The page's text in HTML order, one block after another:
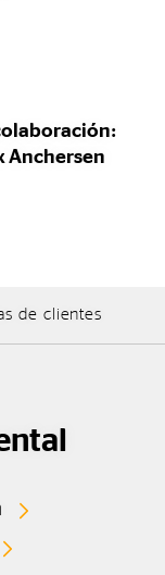
Anchersen
de clientes